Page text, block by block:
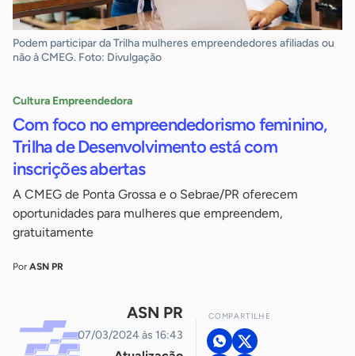
Podem participar da Trilha mulheres empreendedores afiliadas ou
não à CMEG. Foto: Divulgação
Cultura Empreendedora
Com foco no empreendedorismo feminino,
Trilha de Desenvolvimento está com
inscrições abertas
A CMEG de Ponta Grossa e o Sebrae/PR oferecem
oportunidades para mulheres que empreendem,
gratuitamente
Por ASN PR
ASN PR
07/03/2024 às 16:43
COMPARTILHE